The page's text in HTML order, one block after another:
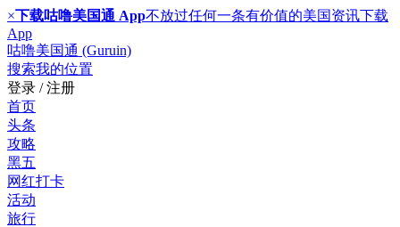
×下载咕噜美国通 App不放过任何一条有价值的美国资讯下载
App
咕噜美国通 (Guruin)
搜索我的位置
登录 / 注册
首页
头条
攻略
黑五
网红打卡
活动
旅行